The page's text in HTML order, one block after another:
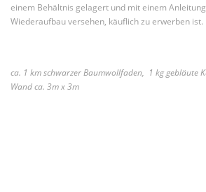
einem Behältnis gelagert und mit einem
Wiederaufbau versehen, käuflich zu erwerben ist.
ca. 1 km schwarzer Baumwollfaden, 1 kg gebläute
Wand ca. 3m x 3m